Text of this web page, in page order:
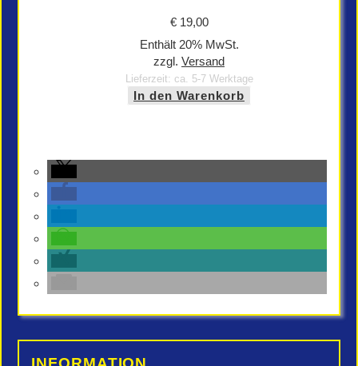
€19,00
Enthält 20% MwSt.
zzgl. Versand
Lieferzeit: ca. 5-7 Werktage
In den Warenkorb